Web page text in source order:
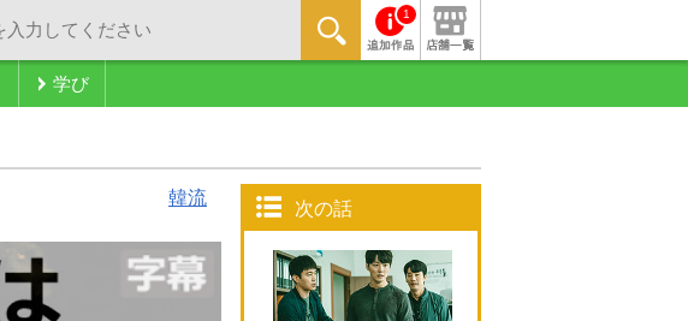
1
学び
韓流
次の話